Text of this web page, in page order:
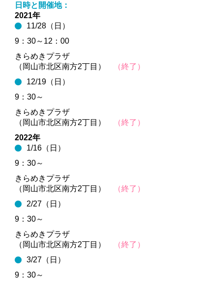
日時と開催地：
2021年
11/28（日）
9：30～12：00
きらめきプラザ
（岡山市北区南方2丁目）
（終了）
12/19（日）
9：30～
きらめきプラザ
（岡山市北区南方2丁目）
（終了）
2022年
1/16（日）
9：30～
きらめきプラザ
（岡山市北区南方2丁目）
（終了）
2/27（日）
9：30～
きらめきプラザ
（岡山市北区南方2丁目）
（終了）
3/27（日）
9：30～